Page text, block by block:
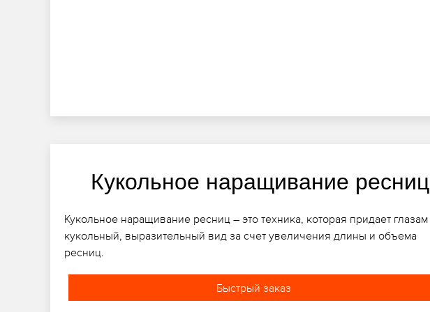
Кукольное наращивание ресниц
Кукольное наращивание ресниц – это техника, которая придает глазам
кукольный, выразительный вид за счет увеличения длины и объема
ресниц.
Быстрый заказ